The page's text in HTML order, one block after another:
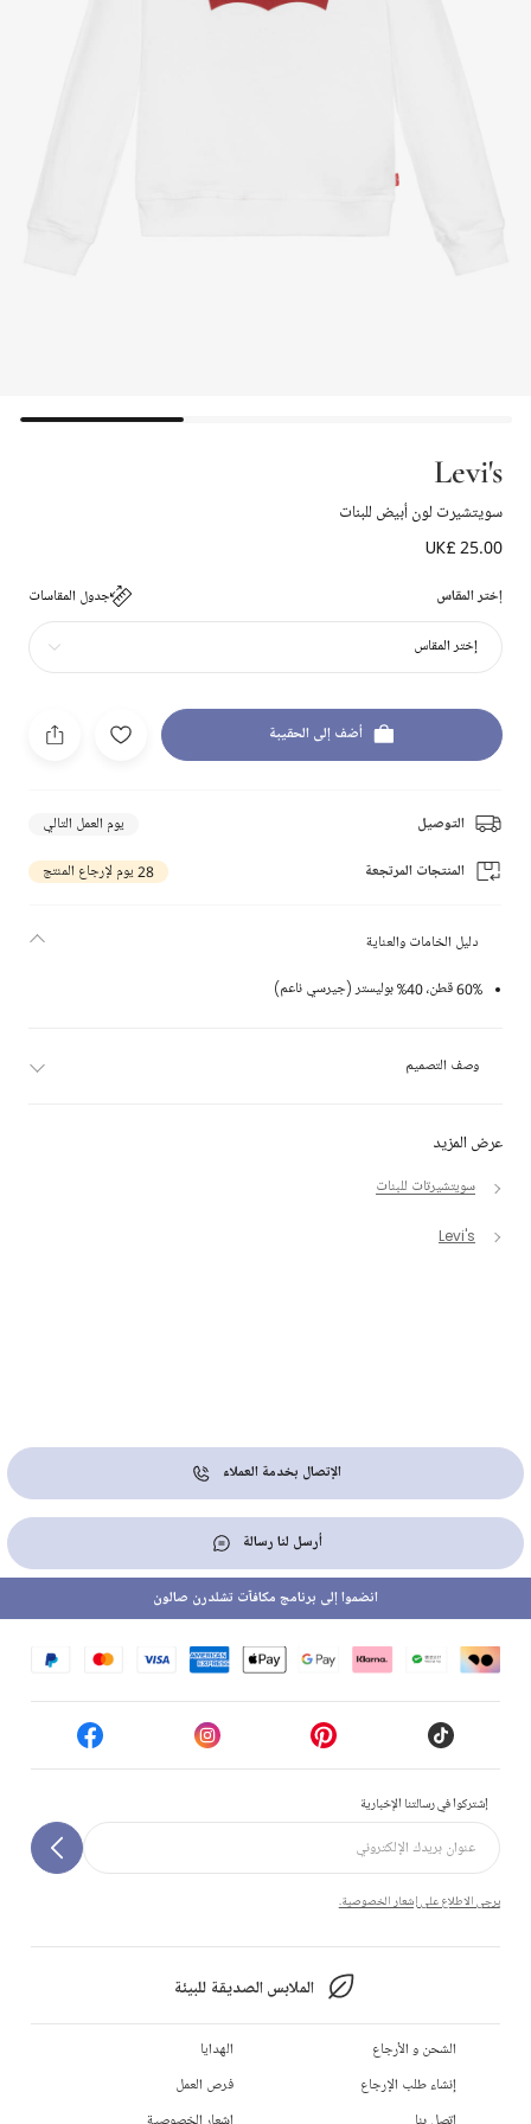
Levi's
سويتشيرت لون أبيض للبنات
UK£ 25.00
إختر المقاس جدول المقاسات
إختر المقاس
أضف إلى الحقيبة
التوصيل يوم العمل التالي
المنتجات المرتجعة 28 يوم لإرجاع المنتج
عرض المزيد
سويتشيرتات للبنات
Levi's
دليل الخامات والعناية
60% قطن، 40% بوليستر (جيرسي ناعم)
وصف التصميم
الإتصال بخدمة العملاء
أرسل لنا رسالة
إشتركوا في رسالتنا الإخبارية
يرجى الاطلاع على إشعار الخصوصية.
الملابس الصديقة للبيئة
انضموا إلى برنامج مكافآت تشلدرن صالون
الشحن و الأرجاع
إنشاء طلب الإرجاع
الهدايا
فرص العمل